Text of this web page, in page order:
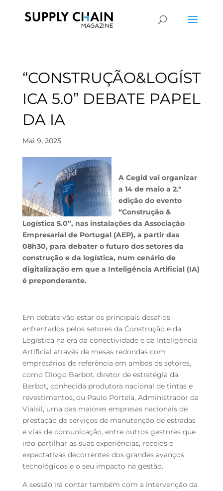
“CONSTRUÇÃO&LOGÍST
ICA 5.0” DEBATE PAPEL
DA IA
Mai 9, 2025
A Cegid vai organizar
a 14 de maio a 2.ª
edição do evento
“Construção &
Logística 5.0”, nas instalações da Associação
Empresarial de Portugal (AEP), a partir das
08h30, para debater o futuro dos setores da
construção e da logística, num cenário de
digitalização em que a Inteligência Artificial (IA)
é preponderante.
Em debate vão estar os principais desafios
enfrentados pelos setores da Construção e da
Logística na era da conectividade e da Inteligência
Artificial através de mesas redondas com
empresários de referência em ambos os setores,
como Diogo Barbot, diretor de estratégia da
Barbot, conhecida produtora nacional de tintas e
revestimentos, ou Paulo Portela, Administrador da
Vialsil, uma das maiores empresas nacionais de
prestação de serviços de manutenção de estradas
e vias de comunicação, entre outros gestores que
irão partilhar as suas experiências, receios e
expectativas decorrentes dos grandes avanços
tecnológicos e o seu impacto na gestão.
A sessão irá contar também com a intervenção da